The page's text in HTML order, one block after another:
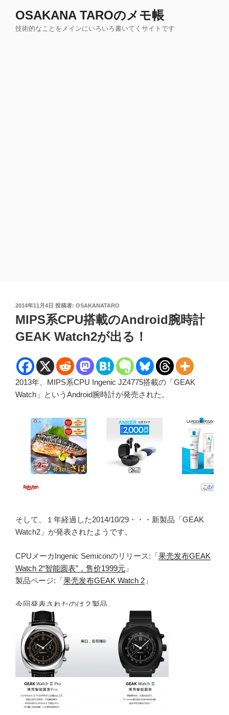
OSAKANA TAROのメモ帳
技術的なことをメインにいろいろ書いてくサイトです
投
稿
日:
2014年11月4日 投稿者: OSAKANATARO
MIPS系CPU搭載のAndroid腕時計
GEAK Watch2が出る！
2013年、MIPS系CPU Ingenic JZ4775搭載の「GEAK
Watch」というAndroid腕時計が発売された。
そして、１年経過した2014/10/29・・・新製品「GEAK
Watch2」が発表されたようです。
CPUメーカIngenic Semiconのリリース:「果壳发布GEAK
Watch 2“智能圆表”，售价1999元 」
製品ページ:「果壳发布GEAK Watch 2 」
今回発表されたのは２製品。